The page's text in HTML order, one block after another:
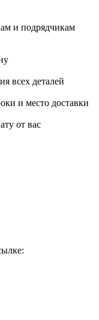
и подрядчикам
всех деталей
и место доставки
от вас